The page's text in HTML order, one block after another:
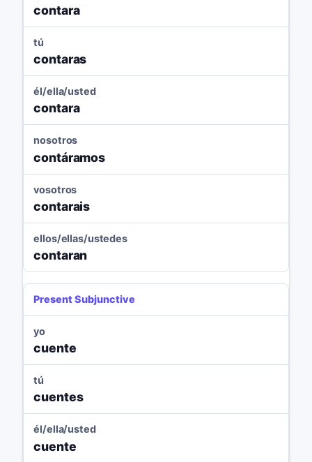
contara
tú
contaras
él/ella/usted
contara
nosotros
contáramos
vosotros
contarais
ellos/ellas/ustedes
contaran
Present Subjunctive
yo
cuente
tú
cuentes
él/ella/usted
cuente